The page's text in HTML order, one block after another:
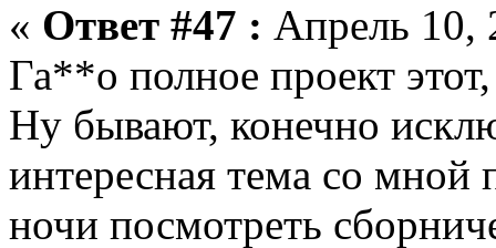
« Ответ #47 : Апрель 10,
Га**о полное проект
Ну бывают, конечно
интересная тема со
ночи посмотреть